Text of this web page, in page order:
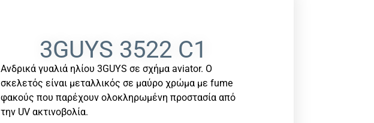
3GUYS 3522 C1
Ανδρικά γυαλιά ηλίου 3GUYS σε σχήμα aviator. Ο
σκελετός είναι μεταλλικός σε μαύρο χρώμα με fume
φακούς που παρέχουν ολοκληρωμένη προστασία από
την UV ακτινοβολία.